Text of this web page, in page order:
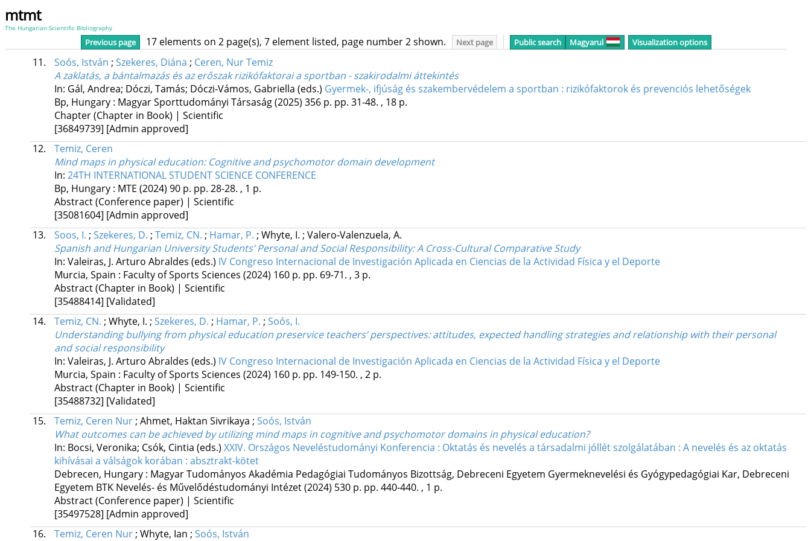
mtmt
The Hungarian Scientific Bibliography
Previous page 17 elements on 2 page(s), 7 element listed, page number 2 shown. Next page Public search Magyarul Visualization options
11. Soós, István ; Szekeres, Diána ; Ceren, Nur Temiz
A zaklatás, a bántalmazás és az erőszak rizikófaktorai a sportban - szakirodalmi áttekintés
In: Gál, Andrea; Dóczi, Tamás; Dóczi-Vámos, Gabriella (eds.) Gyermek-, ifjúság és szakembervédelem a sportban : rizikófaktorok és prevenciós lehetőségek
Bp, Hungary : Magyar Sporttudományi Társaság(2025) 356 p. pp. 31-48. , 18 p.
Chapter (Chapter in Book) | Scientific
[36849739] [Admin approved]
12.
Temiz, Ceren
Mind maps in physical education: Cognitive and psychomotor domain development
In: 24TH INTERNATIONAL STUDENT SCIENCE CONFERENCE
Bp, Hungary : MTE (2024) 90 p. pp. 28-28. , 1 p.
Abstract (Conference paper) | Scientific
[35081604] [Admin approved]
13.
Soos, I. ; Szekeres, D. ; Temiz, CN. ; Hamar, P. ; Whyte, I. ; Valero-Valenzuela, A.
Spanish and Hungarian University Students’ Personal and Social Responsibility: A Cross-Cultural Comparative Study
In: Valeiras, J. Arturo Abraldes (eds.) IV Congreso Internacional de Investigación Aplicada en Ciencias de la Actividad Física y el Deporte
Murcia, Spain : Faculty of Sports Sciences (2024) 160 p. pp. 69-71. , 3 p.
Abstract (Chapter in Book) | Scientific
[35488414] [Validated]
14.
Temiz, CN. ; Whyte, I. ; Szekeres, D. ; Hamar, P. ; Soós, I.
Understanding bullying from physical education preservice teachers’ perspectives: attitudes, expected handling strategies and relationship with their personal
and social responsibility
In: Valeiras, J. Arturo Abraldes (eds.) IV Congreso Internacional de Investigación Aplicada en Ciencias de la Actividad Física y el Deporte
Murcia, Spain : Faculty of Sports Sciences (2024) 160 p. pp. 149-150. , 2 p.
Abstract (Chapter in Book) | Scientific
[35488732] [Validated]
15.
Temiz, Ceren Nur; Ahmet, Haktan Sivrikaya ; Soós, István
What outcomes can be achieved by utilizing mind maps in cognitive and psychomotor domains in physical education?
In: Bocsi, Veronika; Csók, Cintia (eds.) XXIV. Országos Neveléstudományi Konferencia : Oktatás és nevelés a társadalmi jóllét szolgálatában : A nevelés és az oktatás
kihívásai a válságok korában : absztrakt-kötet
Debrecen, Hungary : Magyar Tudományos Akadémia Pedagógiai Tudományos Bizottság, Debreceni Egyetem Gyermeknevelési és Gyógypedagógiai Kar, Debreceni
Egyetem BTK Nevelés- és Művelődéstudományi Intézet(2024) 530 p. pp. 440-440. , 1 p.
Abstract (Conference paper) | Scientific
[35497528] [Admin approved]
16.
Temiz, Ceren Nur; Whyte, Ian ; Soós, István